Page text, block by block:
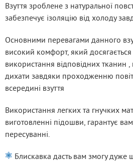
Взуття зроблене з натуральної
забезпечує ізоляцію від холоду
Основними перевагами данного
високий комфорт, який
використання відповідних тканин
дихати завдяки проходженню
всередині взуття
Використання легких та гнучких
виготовленні підошви, гарантує
пересуванні.
Блискавка дасть вам змогу дуже